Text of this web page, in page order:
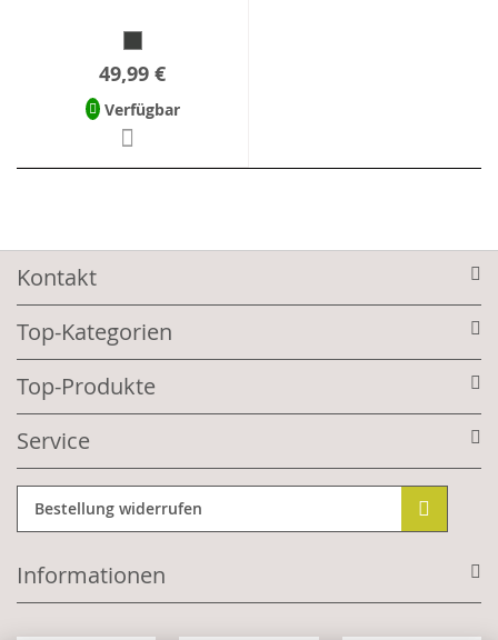
49,99 €
Verfügbar
Kontakt
Top-Kategorien
Top-Produkte
Service
Bestellung widerrufen
Informationen